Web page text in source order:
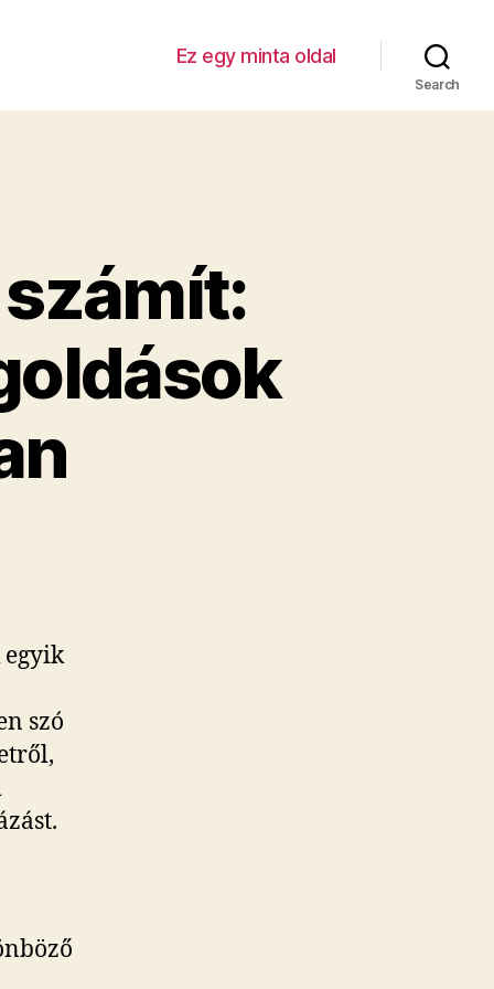
Ez egy minta oldal
Search
egyik
szó